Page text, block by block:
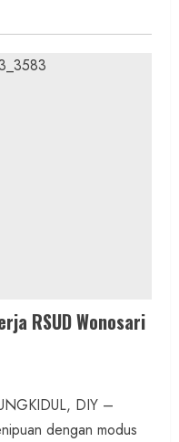
RSUD Wonosari
DIY –
dengan modus